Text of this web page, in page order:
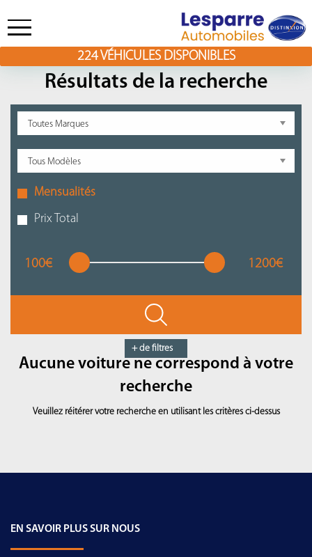
224VÉHICULES DISPONIBLES
Résultats de la recherche
Mensualités
Prix Total
100€ 1200€
+ de filtres
Aucune voiture ne correspond à votre
recherche
Veuillez réitérer votre recherche en utilisant les critères ci-dessus
EN SAVOIR PLUS SUR NOUS